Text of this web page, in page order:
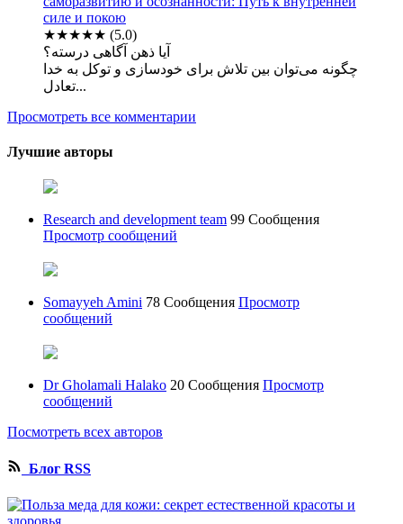
силе и покою
★★★★★ (5.0)
آیا ذهن آگاهی درسته؟
چگونه می‌توان بین تلاش برای خودسازی و توکل به خدا
تعادل...
Просмотреть все комментарии
Лучшие авторы
Research and development team 99 Сообщения
Просмотр сообщений
Somayyeh Amini 78 Сообщения Просмотр
сообщений
Dr Gholamali Halako 20 Сообщения Просмотр
сообщений
Посмотреть всех авторов
Блог RSS